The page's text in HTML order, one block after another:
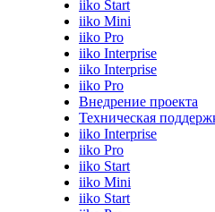
iiko Start
iiko Mini
iiko Pro
iiko Interprise
iiko Interprise
iiko Pro
Внедрение проекта
Техническая
iiko Interprise
iiko Pro
iiko Start
iiko Mini
iiko Start